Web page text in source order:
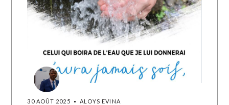
30 AOÛT 2025 ALOYS EVINA